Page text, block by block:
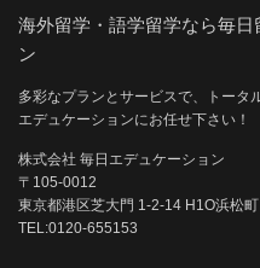
海外留学・語学留学なら毎
ン
多彩なプランとサービスで、トータ
エデュケーションにお任せ下さい！
株式会社 毎日エデュケーション
〒105-0012
東京都港区芝大門 1-2-14 H1O浜松
TEL:0120-655153